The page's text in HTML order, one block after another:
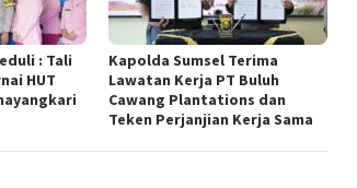
: Tali
HUT
Kapolda Sumsel Terima
Lawatan Kerja PT Buluh
Cawang Plantations dan
Teken Perjanjian Kerja Sama